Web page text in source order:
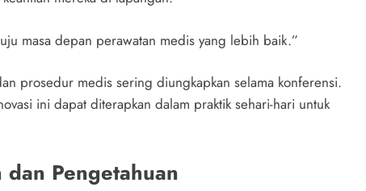
masa depan perawatan medis yang lebih baik.”
prosedur medis sering diungkapkan selama konferensi.
ini dapat diterapkan dalam praktik sehari-hari untuk
Pengetahuan